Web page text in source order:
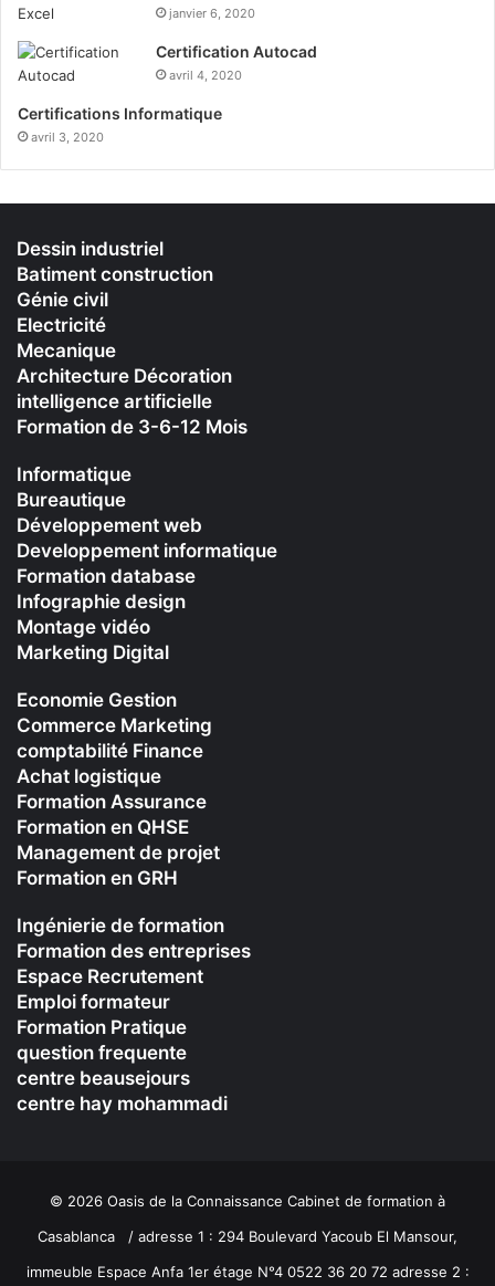
janvier 6, 2020
Certification Autocad
avril 4, 2020
Certifications Informatique
avril 3, 2020
Dessin industriel
Batiment construction
Génie civil
Electricité
Mecanique
Architecture Décoration
intelligence artificielle
Formation de 3-6-12 Mois
Informatique
Bureautique
Développement web
Developpement informatique
Formation database
Infographie design
Montage vidéo
Marketing Digital
Economie Gestion
Commerce Marketing
comptabilité Finance
Achat logistique
Formation Assurance
Formation en QHSE
Management de projet
Formation en GRH
Ingénierie de formation
Formation des entreprises
Espace Recrutement
Emploi formateur
Formation Pratique
question frequente
centre beausejours
centre hay mohammadi
© 2026 Oasis de la Connaissance Cabinet de formation à
Casablanca / adresse 1 : 294 Boulevard Yacoub El Mansour,
immeuble Espace Anfa 1er étage N°4 0522 36 20 72 adresse 2 :